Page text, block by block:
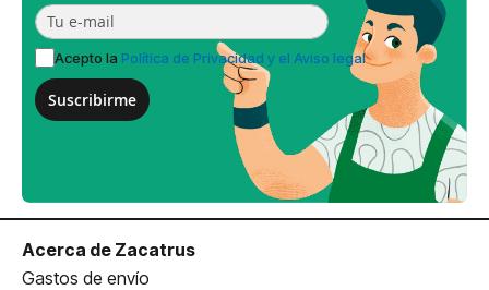
Acepto la Política de Privacidad y el Aviso legal
Suscribirme
Acerca de Zacatrus
Gastos de envío